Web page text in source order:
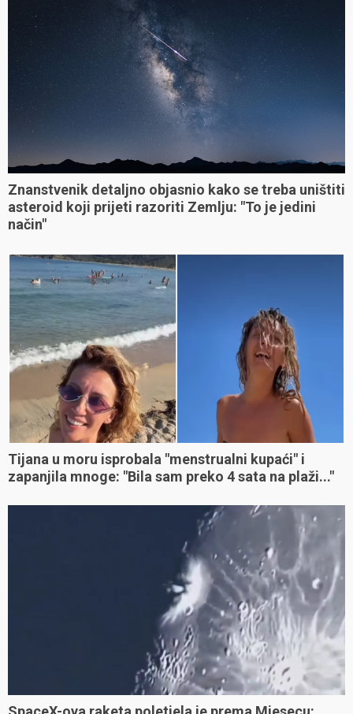
Znanstvenik detaljno objasnio kako se treba uništiti
asteroid koji prijeti razoriti Zemlju: "To je jedini
način"
Tijana u moru isprobala "menstrualni kupaći" i
zapanjila mnoge: "Bila sam preko 4 sata na plaži..."